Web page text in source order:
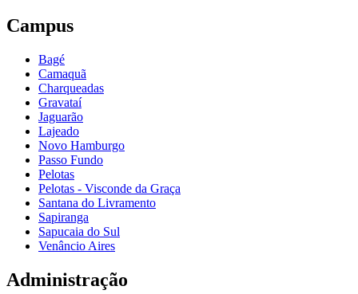
Campus
Bagé
Camaquã
Charqueadas
Gravataí
Jaguarão
Lajeado
Novo Hamburgo
Passo Fundo
Pelotas
Pelotas - Visconde da Graça
Santana do Livramento
Sapiranga
Sapucaia do Sul
Venâncio Aires
Administração